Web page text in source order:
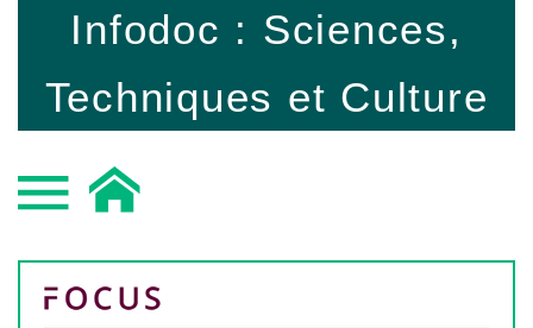
Infodoc : Sciences,
Techniques et Culture